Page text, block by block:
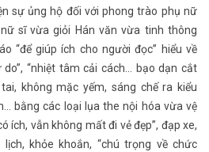
sự ủng hộ đối với phong trào phụ nữ
sĩ vừa giỏi Hán văn vừa tinh thông
“để giúp ích cho người đọc” hiểu về
“nhiệt tâm cải cách... bạo dạn cắt
không mặc yếm, sáng chế ra kiểu
bằng các loại lụa the nội hóa vừa vệ
ích, vẫn không mất đi vẻ đẹp”, đạp xe,
khỏe khoắn, “chú trọng về chức